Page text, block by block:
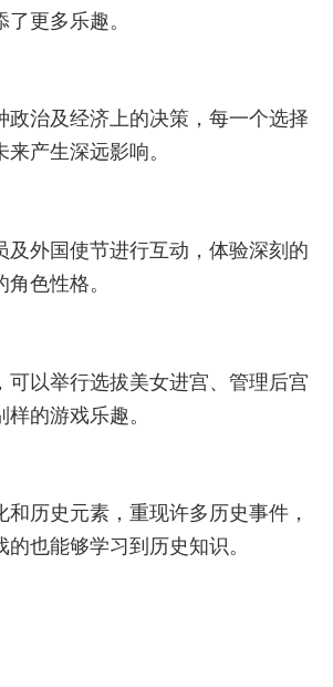
更多乐趣。
政治及经济上的决策，每一个选择
产生深远影响。
及外国使节进行互动，体验深刻的
色性格。
可以举行选拔美女进宫、管理后宫
的游戏乐趣。
历史元素，重现许多历史事件，
也能够学习到历史知识。